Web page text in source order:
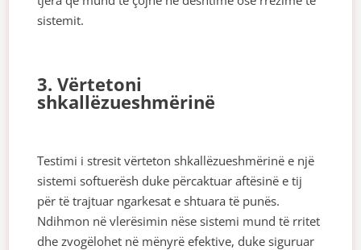
sistemit.
3. Vërtetoni
shkallëzueshmërinë
Testimi i stresit vërteton shkallëzueshmërinë e një
sistemi softuerësh duke përcaktuar aftësinë e tij
për të trajtuar ngarkesat e shtuara të punës.
Ndihmon në vlerësimin nëse sistemi mund të rritet
dhe zvogëlohet në mënyrë efektive, duke siguruar